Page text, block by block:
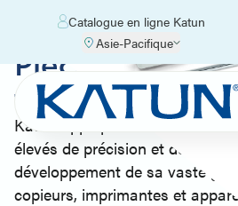
Catalogue en ligne Katun
Asie-Pacifique
Pièces
tambours
Katun applique des niveaux
élevés de précision et de soin
développement de sa vaste
copieurs, imprimantes et